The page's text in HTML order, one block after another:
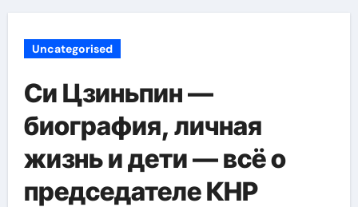
Uncategorised
Си Цзиньпин —
биография, личная
жизнь и дети — всё о
председателе КНР